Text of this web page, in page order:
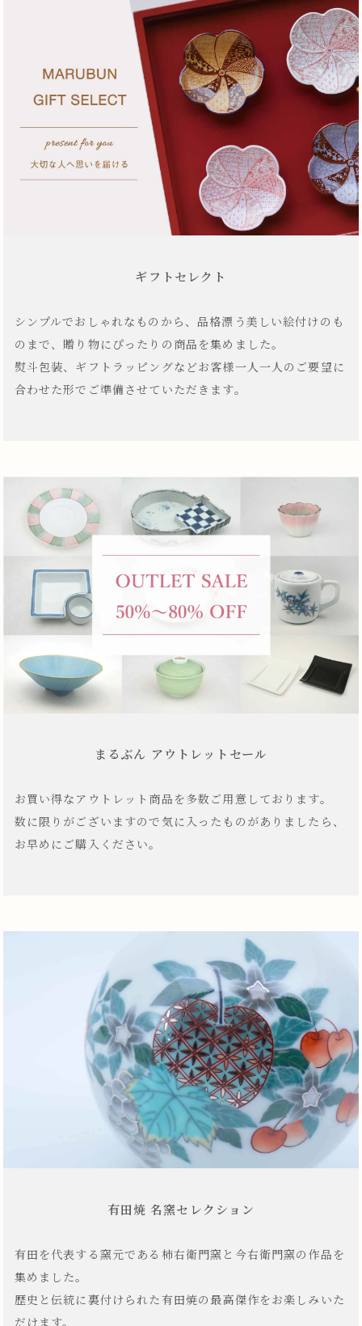
ギフトセレクト
シンプルでおしゃれなものから、品格漂う美しい絵付けのも
のまで、贈り物にぴったりの商品を集めました。
熨斗包装、ギフトラッピングなどお客様一人一人のご要望に
合わせた形でご準備させていただきます。
まるぶん アウトレットセール
お買い得なアウトレット商品を多数ご用意しております。
数に限りがございますので気に入ったものがありましたら、
お早めにご購入ください。
有田焼 名窯セレクション
有田を代表する窯元である柿右衛門窯と今右衛門窯の作品を
集めました。
歴史と伝統に裏付けられた有田焼の最高傑作をお楽しみいた
だけます。